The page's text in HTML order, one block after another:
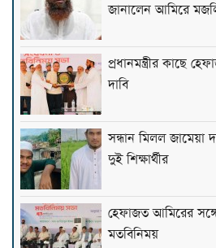
জানালেন আমিরে
প্রধানমন্ত্রীর কাছে
দাবি
সন্ধান মিলল
দুই শিক্ষার্থীর
হেফাজত আমিরের সঙ্গে
মতবিনিময়